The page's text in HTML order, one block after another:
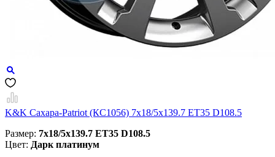
K&K Сахара-Patriot (КС1056) 7x18/5x139.7 ET35 D108.5
Размер: 7x18/5x139.7 ET35 D108.5
Цвет: Дарк платинум